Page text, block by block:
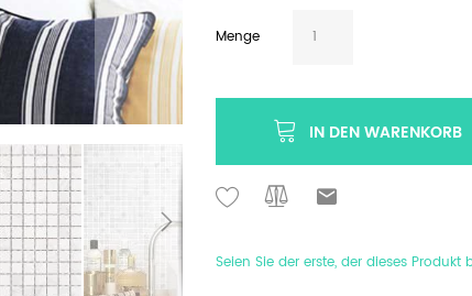
Menge
IN DEN WARENKORB
Seien Sie der erste, der dieses Produkt